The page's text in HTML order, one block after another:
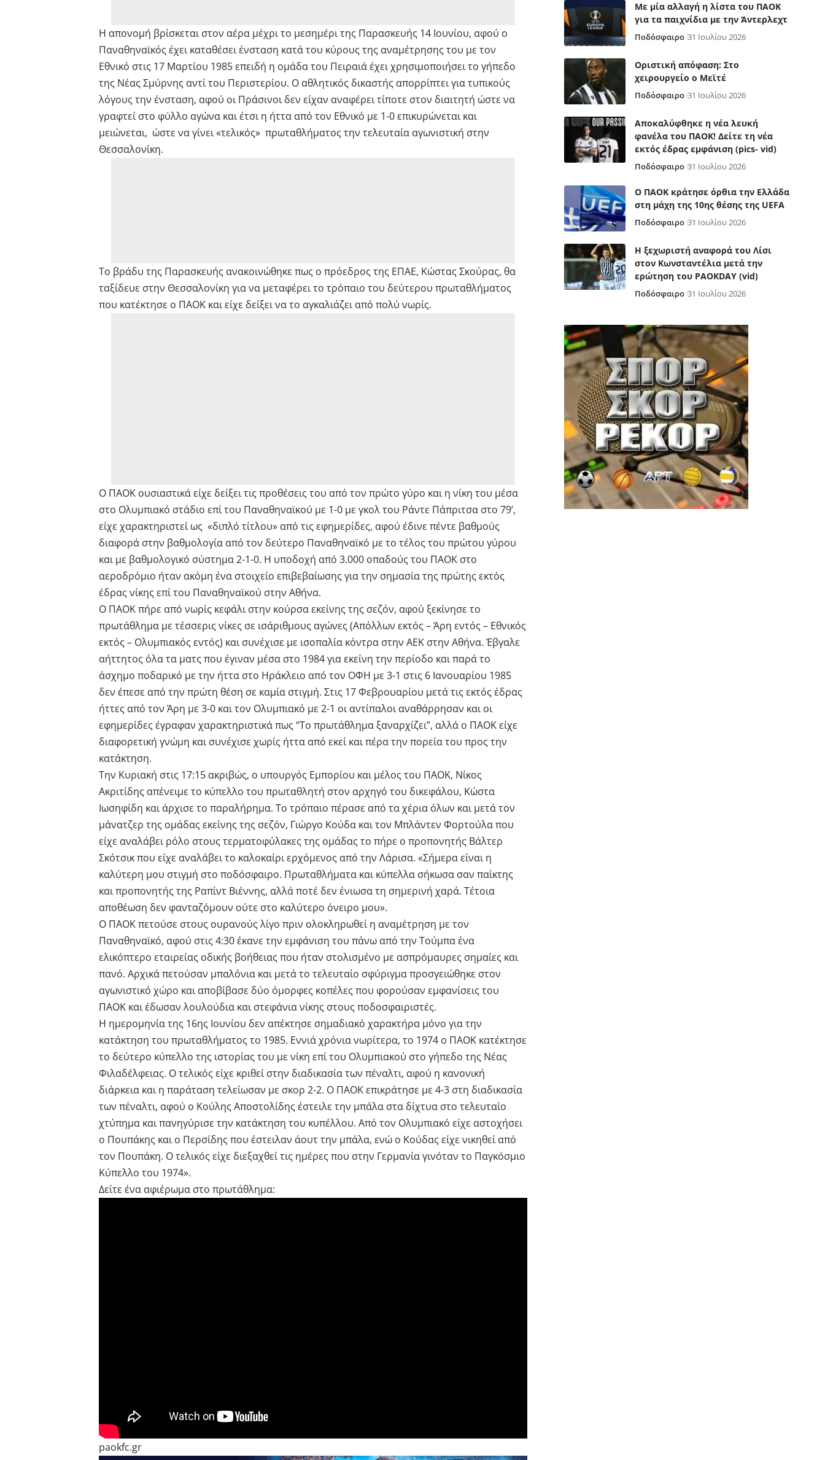
Η απονομή βρίσκεται στον αέρα μέχρι το μεσημέρι της Παρασκευής 14 Ιουνίου, αφού ο
Παναθηναϊκός έχει καταθέσει ένσταση κατά του κύρους της αναμέτρησης του με τον
Εθνικό στις 17 Μαρτίου 1985 επειδή η ομάδα του Πειραιά έχει χρησιμοποιήσει το γήπεδο
της Νέας Σμύρνης αντί του Περιστερίου. Ο αθλητικός δικαστής απορρίπτει για τυπικούς
λόγους την ένσταση, αφού οι Πράσινοι δεν είχαν αναφέρει τίποτε στον διαιτητή ώστε να
γραφτεί στο φύλλο αγώνα και έτσι η ήττα από τον Εθνικό με 1-0 επικυρώνεται και
μειώνεται, ώστε να γίνει «τελικός» πρωταθλήματος την τελευταία αγωνιστική στην
Θεσσαλονίκη.
Το βράδυ της Παρασκευής ανακοινώθηκε πως ο πρόεδρος της ΕΠΑΕ, Κώστας Σκούρας, θα
ταξίδευε στην Θεσσαλονίκη για να μεταφέρει το τρόπαιο του δεύτερου πρωταθλήματος
που κατέκτησε ο ΠΑΟΚ και είχε δείξει να το αγκαλιάζει από πολύ νωρίς.
Ο ΠΑΟΚ ουσιαστικά είχε δείξει τις προθέσεις του από τον πρώτο γύρο και η νίκη του μέσα
στο Ολυμπιακό στάδιο επί του Παναθηναϊκού με 1-0 με γκολ του Ράντε Πάπριτσα στο 79’,
είχε χαρακτηριστεί ως «διπλό τίτλου» από τις εφημερίδες, αφού έδινε πέντε βαθμούς
διαφορά στην βαθμολογία από τον δεύτερο Παναθηναϊκό με το τέλος του πρώτου γύρου
και με βαθμολογικό σύστημα 2-1-0. Η υποδοχή από 3.000 οπαδούς του ΠΑΟΚ στο
αεροδρόμιο ήταν ακόμη ένα στοιχείο επιβεβαίωσης για την σημασία της πρώτης εκτός
έδρας νίκης επί του Παναθηναϊκού στην Αθήνα.
Ο ΠΑΟΚ πήρε από νωρίς κεφάλι στην κούρσα εκείνης της σεζόν, αφού ξεκίνησε το
πρωτάθλημα με τέσσερις νίκες σε ισάριθμους αγώνες (Απόλλων εκτός – Άρη εντός – Εθνικός
εκτός – Ολυμπιακός εντός) και συνέχισε με ισοπαλία κόντρα στην ΑΕΚ στην Αθήνα. Έβγαλε
αήττητος όλα τα ματς που έγιναν μέσα στο 1984 για εκείνη την περίοδο και παρά το
άσχημο ποδαρικό με την ήττα στο Ηράκλειο από τον ΟΦΗ με 3-1 στις 6 Ιανουαρίου 1985
δεν έπεσε από την πρώτη θέση σε καμία στιγμή. Στις 17 Φεβρουαρίου μετά τις εκτός έδρας
ήττες από τον Άρη με 3-0 και τον Ολυμπιακό με 2-1 οι αντίπαλοι αναθάρρησαν και οι
εφημερίδες έγραφαν χαρακτηριστικά πως “Το πρωτάθλημα ξαναρχίζει”, αλλά ο ΠΑΟΚ είχε
διαφορετική γνώμη και συνέχισε χωρίς ήττα από εκεί και πέρα την πορεία του προς την
κατάκτηση.
Την Κυριακή στις 17:15 ακριβώς, ο υπουργός Εμπορίου και μέλος του ΠΑΟΚ, Νίκος
Ακριτίδης απένειμε το κύπελλο του πρωταθλητή στον αρχηγό του δικεφάλου, Κώστα
Ιωσηφίδη και άρχισε το παραλήρημα. Το τρόπαιο πέρασε από τα χέρια όλων και μετά τον
μάνατζερ της ομάδας εκείνης της σεζόν, Γιώργο Κούδα και τον Μπλάντεν Φορτούλα που
είχε αναλάβει ρόλο στους τερματοφύλακες της ομάδας το πήρε ο προπονητής Βάλτερ
Σκότσικ που είχε αναλάβει το καλοκαίρι ερχόμενος από την Λάρισα. «Σήμερα είναι η
καλύτερη μου στιγμή στο ποδόσφαιρο. Πρωταθλήματα και κύπελλα σήκωσα σαν παίκτης
και προπονητής της Ραπίντ Βιέννης, αλλά ποτέ δεν ένιωσα τη σημερινή χαρά. Τέτοια
αποθέωση δεν φανταζόμουν ούτε στο καλύτερο όνειρο μου».
Ο ΠΑΟΚ πετούσε στους ουρανούς λίγο πριν ολοκληρωθεί η αναμέτρηση με τον
Παναθηναϊκό, αφού στις 4:30 έκανε την εμφάνιση του πάνω από την Τούμπα ένα
ελικόπτερο εταιρείας οδικής βοήθειας που ήταν στολισμένο με ασπρόμαυρες σημαίες και
πανό. Αρχικά πετούσαν μπαλόνια και μετά το τελευταίο σφύριγμα προσγειώθηκε στον
αγωνιστικό χώρο και αποβίβασε δύο όμορφες κοπέλες που φορούσαν εμφανίσεις του
ΠΑΟΚ και έδωσαν λουλούδια και στεφάνια νίκης στους ποδοσφαιριστές.
Η ημερομηνία της 16ης Ιουνίου δεν απέκτησε σημαδιακό χαρακτήρα μόνο για την
κατάκτηση του πρωταθλήματος το 1985. Εννιά χρόνια νωρίτερα, το 1974 ο ΠΑΟΚ κατέκτησε
το δεύτερο κύπελλο της ιστορίας του με νίκη επί του Ολυμπιακού στο γήπεδο της Νέας
Φιλαδέλφειας. Ο τελικός είχε κριθεί στην διαδικασία των πέναλτι, αφού η κανονική
διάρκεια και η παράταση τελείωσαν με σκορ 2-2. Ο ΠΑΟΚ επικράτησε με 4-3 στη διαδικασία
των πέναλτι, αφού ο Κούλης Αποστολίδης έστειλε την μπάλα στα δίχτυα στο τελευταίο
χτύπημα και πανηγύρισε την κατάκτηση του κυπέλλου. Από τον Ολυμπιακό είχε αστοχήσει
ο Πουπάκης και ο Περσίδης που έστειλαν άουτ την μπάλα, ενώ ο Κούδας είχε νικηθεί από
τον Πουπάκη. O τελικός είχε διεξαχθεί τις ημέρες που στην Γερμανία γινόταν το Παγκόσμιο
Κύπελλο του 1974».
Δείτε ένα αφιέρωμα στο πρωτάθλημα:
paokfc.gr
Με μία αλλαγή η λίστα του ΠΑΟΚ
για τα παιχνίδια με την Άντερλεχτ
Ποδόσφαιρο 31 Ιουλίου 2026
Οριστική απόφαση: Στο
χειρουργείο ο Μεϊτέ
Ποδόσφαιρο 31 Ιουλίου 2026
Αποκαλύφθηκε η νέα λευκή
φανέλα του ΠΑΟΚ! Δείτε τη νέα
εκτός έδρας εμφάνιση (pics- vid)
Ποδόσφαιρο 31 Ιουλίου 2026
Ο ΠΑΟΚ κράτησε όρθια την Ελλάδα
στη μάχη της 10ης θέσης της UEFA
Ποδόσφαιρο 31 Ιουλίου 2026
Η ξεχωριστή αναφορά του Λίσι
στον Κωνσταντέλια μετά την
ερώτηση του PAOKDAY (vid)
Ποδόσφαιρο 31 Ιουλίου 2026